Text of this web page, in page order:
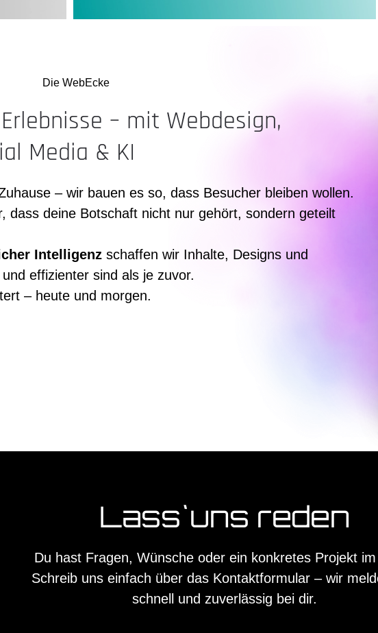
Die WebEcke
– mit Webdesign,
Media & KI
– wir bauen es so, dass Besucher bleiben wollen.
dass deine Botschaft nicht nur gehört, sondern geteilt
Intelligenz schaffen wir Inhalte, Designs und
effizienter sind als je zuvor.
– heute und morgen.
Lass`uns reden
Du hast Fragen, Wünsche oder ein konkretes Projekt
Schreib uns einfach über das Kontaktformular – wir
schnell und zuverlässig bei dir.